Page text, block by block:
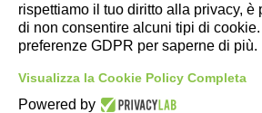
Scarica le app
- App iPhone Maranello e
rispettiamo il tuo diritto alla privacy,
di non consentire alcuni tipi di
preferenze GDPR per saperne di più.
Visualizza la Cookie Policy Completa
Powered by